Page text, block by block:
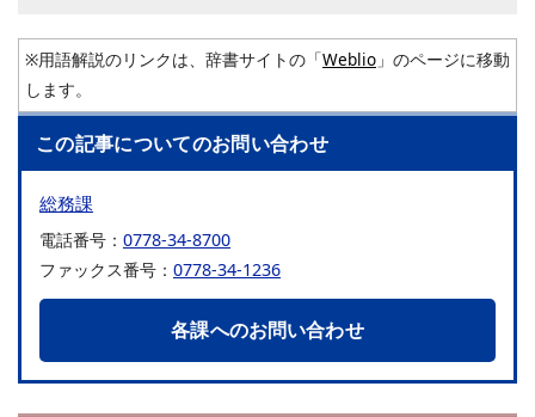
※用語解説のリンクは、辞書サイトの「Weblio 」のページに移動
します。
この記事についてのお問い合わせ
総務課
電話番号： 0778-34-8700
ファックス番号： 0778-34-1236
各課へのお問い合わせ